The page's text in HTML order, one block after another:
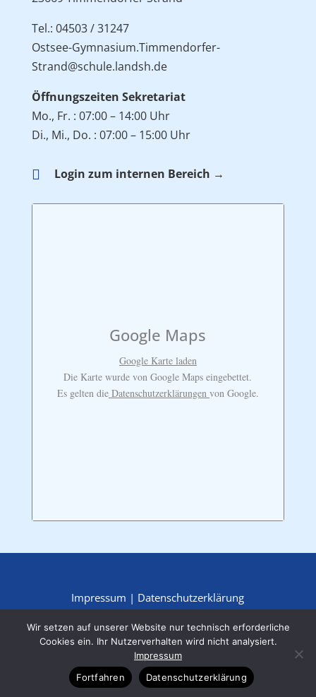
Tel.: 04503 / 31247
Ostsee-Gymnasium.Timmendorfer-
Strand@schule.landsh.de
Öffnungszeiten Sekretariat
Mo., Fr. : 07:00 – 14:00 Uhr
Di., Mi., Do. : 07:00 – 15:00 Uhr
 Login zum internen Bereich →
Google Maps
Google Karte laden
Die Karte wurde von Google Maps eingebettet.
Es gelten dieDatenschutzerklärungen von Google.
Impressum | Datenschutzerklärung
Wir setzen auf unserer Website nur technisch erforderliche
Cookies ein. Ihr Nutzerverhalten wird nicht analysiert.
Impressum
Fortfahren
Datenschutzerklärung